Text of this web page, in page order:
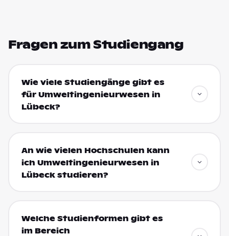
Fragen zum Studiengang
Wie viele Studiengänge gibt es
für Umweltingenieurwesen in
Lübeck?
An wie vielen Hochschulen kann
ich Umweltingenieurwesen in
Lübeck studieren?
Welche Studienformen gibt es
im Bereich